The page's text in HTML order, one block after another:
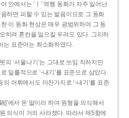
안에서는 ‘ㅣ’ 역행 동화가 자주 일어난
하면 피할 수 있는 발음이므로 그 동화
이 동화 현상은 매우 광범위하여 그 동
히려 혼란을 일으킬 우려도 있다. 그리하
는 표준어는 최소화하였다.
의 ‘서울나기’는 그대로 쓰임 직하지만
일률적으로 ‘-내기’를 표준으로 삼았다.
의 어휘에서도 마찬가지로 ‘-내기’를 표준
]’에서 온 말이라 하여 원형을 의식해서
의식이 거의 사라졌다. 따라서 제5항에